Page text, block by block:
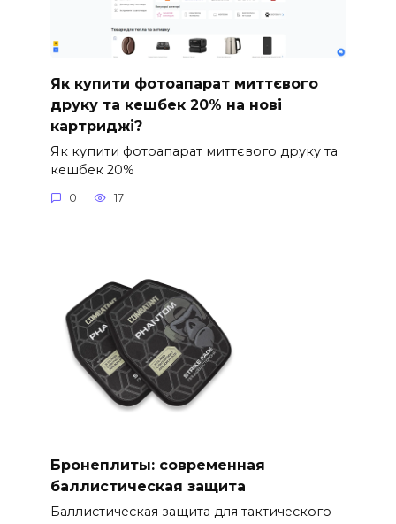
Як купити фотоапарат миттєвого
друку та кешбек 20% на нові
картриджі?
Як купити фотоапарат миттєвого друку та
кешбек 20%
0 17
Бронеплиты: современная
баллистическая защита
Баллистическая защита для тактического